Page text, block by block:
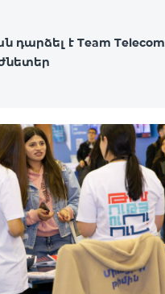
դարձել է Team Telecom